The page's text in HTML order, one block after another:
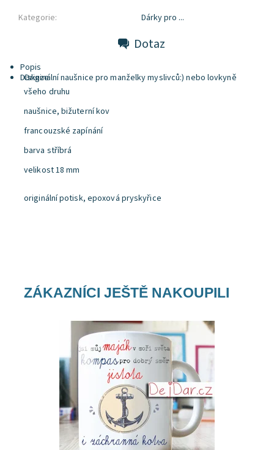
Kategorie: Dárky pro ...
Dotaz
Popis
Diskuze
Originální naušnice pro manželky myslivců:) nebo lovkyně
všeho druhu
naušnice, bižuterní kov
francouzské zapínání
barva stříbrá
velikost 18 mm
originální potisk, epoxová pryskyřice
ZÁKAZNÍCI JEŠTĚ NAKOUPILI
Dárek pro tatínka, ke svatbě jako poděkování za
výchovu, k narozeninám nebo třrba ke dni otců
Dostupnost:
Skladem
Značka:
DejDar